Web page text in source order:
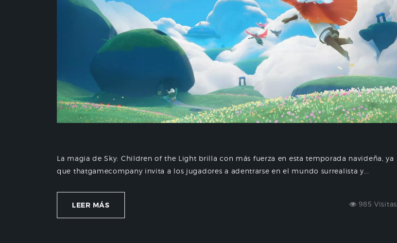
La magia de Sky: Children of the Light brilla con más fuerza en esta temporada navideña, ya
que thatgamecompany invita a los jugadores a adentrarse en el mundo surrealista y...
LEER MÁS 985 Visitas